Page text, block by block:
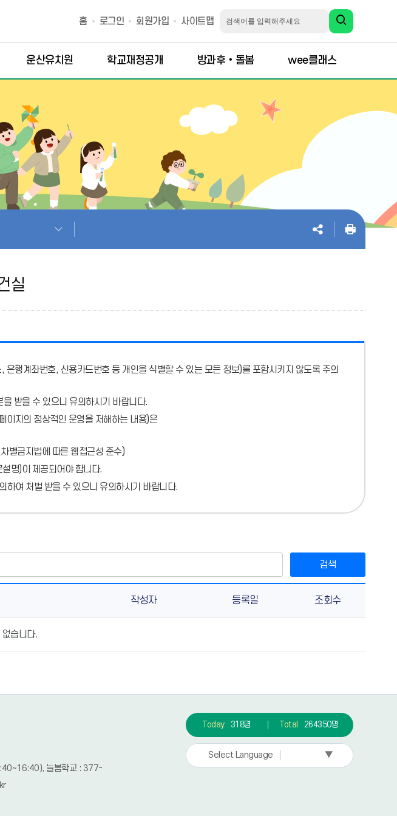
홈 로그인 회원가입 사이트맵
운산유치원 학교재정공개 방과후‧돌봄 wee클래스
실
행계좌번호, 신용카드번호 등 개인을 식별할 수 있는 모든 정보)를 포함시키지 않도록 주의
을 받을 수 있으니 유의하시기 바랍니다.
이지의 정상적인 운영을 저해하는 내용)은
별금지법에 따른 웹접근성 준수)
명)이 제공되어야 합니다.
하여 처벌 받을 수 있으니 유의하시기 바랍니다.
검색
작성자 등록일 조회수
습니다.
늘봄학교 : 377-
Today 318명 Total 264350명
Select Language ▼